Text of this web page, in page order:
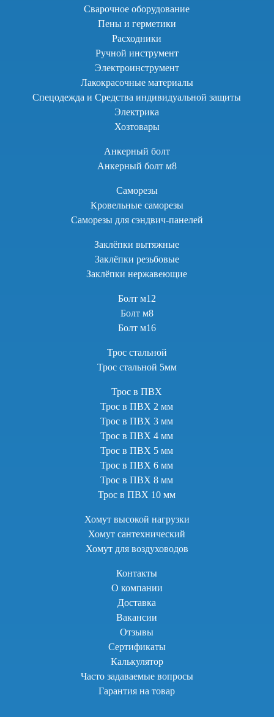
Сварочное оборудование
Пены и герметики
Расходники
Ручной инструмент
Электроинструмент
Лакокрасочные материалы
Спецодежда и Средства индивидуальной защиты
Электрика
Хозтовары
Анкерный болт
Анкерный болт м8
Саморезы
Кровельные саморезы
Саморезы для сэндвич-панелей
Заклёпки вытяжные
Заклёпки резьбовые
Заклёпки нержавеющие
Болт м12
Болт м8
Болт м16
Трос стальной
Трос стальной 5мм
Трос в ПВХ
Трос в ПВХ 2 мм
Трос в ПВХ 3 мм
Трос в ПВХ 4 мм
Трос в ПВХ 5 мм
Трос в ПВХ 6 мм
Трос в ПВХ 8 мм
Трос в ПВХ 10 мм
Хомут высокой нагрузки
Хомут сантехнический
Хомут для воздуховодов
Контакты
О компании
Доставка
Вакансии
Отзывы
Сертификаты
Калькулятор
Часто задаваемые вопросы
Гарантия на товар